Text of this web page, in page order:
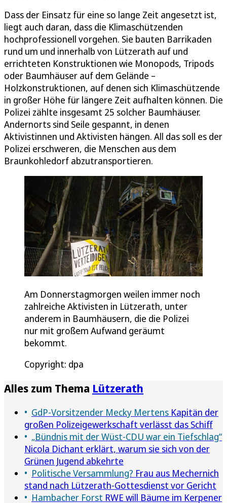
Dass der Einsatz für eine so lange Zeit angesetzt ist,
liegt auch daran, dass die Klimaschützenden
hochprofessionell vorgehen. Sie bauten Barrikaden
rund um und innerhalb von Lützerath auf und
errichteten Konstruktionen wie Monopods, Tripods
oder Baumhäuser auf dem Gelände –
Holzkonstruktionen, auf denen sich Klimaschützende
in großer Höhe für längere Zeit aufhalten können. Die
Polizei zählte insgesamt 25 solcher Baumhäuser.
Andernorts sind Seile gespannt, in denen
Aktivistinnen und Aktivisten hängen. All das soll es der
Polizei erschweren, die Menschen aus dem
Braunkohledorf abzutransportieren.
Am Donnerstagmorgen weilen immer noch
zahlreiche Aktivisten in Lützerath, unter
anderem in Baumhäusern, die die Polizei
nur mit großem Aufwand geräumt
bekommt.
Copyright: dpa
Alles zum Thema Lützerath
GdP-Vorsitzender Mecky Mertens Kapitän der
großen Polizeigewerkschaft verlässt das Schiff
„Bündnis mit der Wüst-CDU war ein Tiefschlag“
Nicola Dichant erklärt, warum sie sich von der
Grünen Jugend abkehrte
Politische Versammlung? Frau aus Mechernich
stand nach Lützerath-Gottesdienst vor Gericht
Hambacher Forst RWE will Bäume im Kerpener